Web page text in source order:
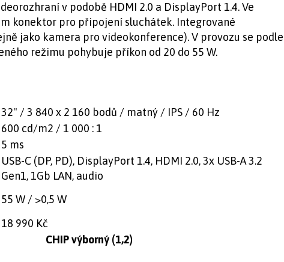
v podobě HDMI 2.0 a DisplayPort 1.4. Ve
konektor pro připojení sluchátek. Integrované
jako kamera pro videokonference). V provozu se podle
režimu pohybuje příkon od 20 do 55 W.
32" / 3 840 x 2 160 bodů / matný / IPS / 60 Hz
600 cd/m2 / 1 000 : 1
5 ms
USB-C (DP, PD), DisplayPort 1.4, HDMI 2.0, 3x USB-A 3.2
Gen1, 1Gb LAN, audio
55 W / >0,5 W
18 990 Kč
CHIP výborný (1,2)